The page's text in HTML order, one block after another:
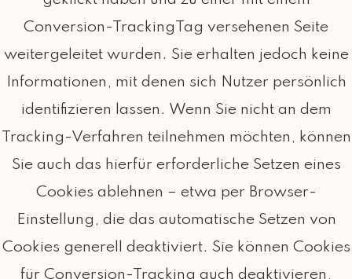
Conversion-TrackingTag versehenen Seite
weitergeleitet wurden. Sie erhalten jedoch keine
Informationen, mit denen sich Nutzer persönlich
identifizieren lassen. Wenn Sie nicht an dem
Tracking-Verfahren teilnehmen möchten, können
Sie auch das hierfür erforderliche Setzen eines
Cookies ablehnen – etwa per Browser-
Einstellung, die das automatische Setzen von
Cookies generell deaktiviert. Sie können Cookies
für Conversion-Tracking auch deaktivieren,